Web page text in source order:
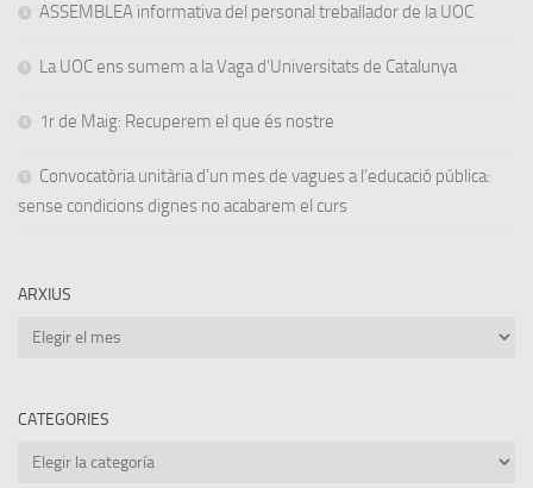
ASSEMBLEA informativa del personal treballador de la UOC
La UOC ens sumem a la Vaga d’Universitats de Catalunya
1r de Maig: Recuperem el que és nostre
Convocatòria unitària d’un mes de vagues a l’educació pública:
sense condicions dignes no acabarem el curs
ARXIUS
Arxius
CATEGORIES
Categories